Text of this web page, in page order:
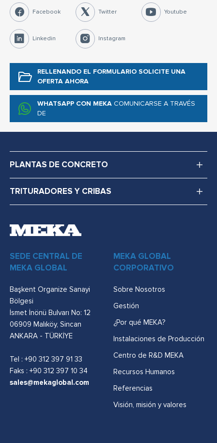
Facebook Twitter Youtube
Linkedin Instagram
RELLENANDO EL FORMULARIO SOLICITE UNA
OFERTA AHORA
WHATSAPP CON MEKA COMUNICARSE A TRAVÉS
DE
PLANTAS DE CONCRETO
TRITURADORES Y CRIBAS
SEDE CENTRAL DE
MEKA GLOBAL
Başkent Organize Sanayi
Bölgesi
İsmet İnönü Bulvarı No: 12
06909 Malıköy, Sincan
ANKARA - TÜRKİYE
Tel : +90 312 397 91 33
Faks : +90 312 397 10 34
sales@mekaglobal.com
MEKA GLOBAL
CORPORATIVO
Sobre Nosotros
Gestión
¿Por qué MEKA?
Instalaciones de Producción
Centro de R&D MEKA
Recursos Humanos
Referencias
Visión, misión y valores